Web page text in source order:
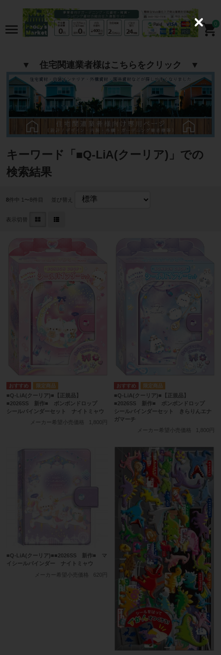
0
▼ 住宅関連業者様はこちらをクリック ▼
キーワード「■Q-LiA(クーリア)」での
検索結果
8件中 1〜8件目 並び替え
表示切替
■Q-LiA(クーリア)■【正規品】
■2026SS 新作■ ボンボンドロップ
シールバインダーセット ナイトミャウ
メーカー希望小売価格
1,800円
■Q-LiA(クーリア)■【正規品】
■2026SS 新作■ ボンボンドロップ
シールバインダーセット きらりんエナ
ガマーチ
メーカー希望小売価格
1,800円
■Q-LiA(クーリア)■■2026SS 新作■ マ
イシールバインダー ナイトミャウ
メーカー希望小売価格
620円
C